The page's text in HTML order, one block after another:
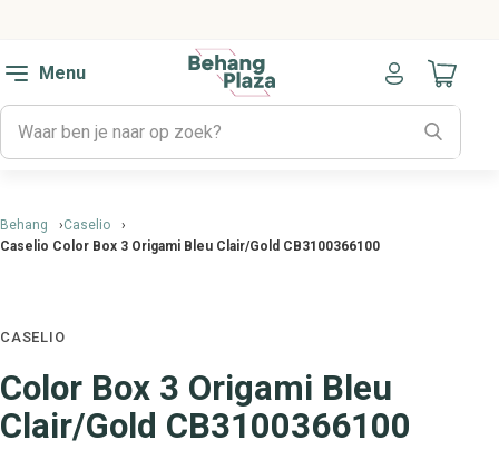
Menu
Naar
Behang
Caselio
Caselio Color Box 3 Origami Bleu Clair/Gold CB3100366100
CASELIO
Color Box 3 Origami Bleu
Clair/Gold CB3100366100